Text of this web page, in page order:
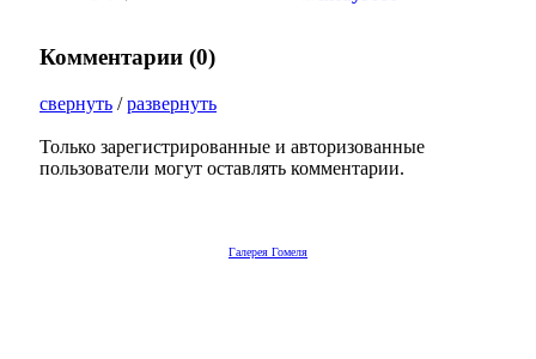
Комментарии (0)
свернуть /развернуть
Только зарегистрированные и авторизованные
пользователи могут оставлять комментарии.
Галерея Гомеля